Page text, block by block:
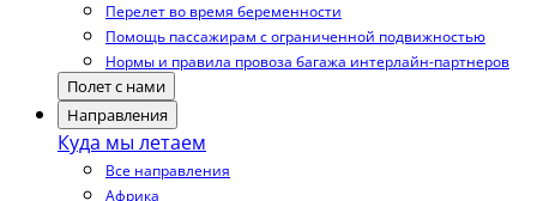
Перелет во время беременности
Помощь пассажирам с ограниченной подвижностью
Нормы и правила провоза багажа интерлайн-партнеров
Полет с нами
Направления
Куда мы летаем
Все направления
Африка